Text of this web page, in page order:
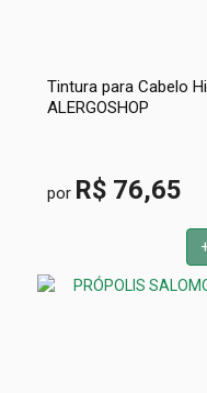
Tintura para Cabelo
ALERGOSHOP
por R$ 76,65